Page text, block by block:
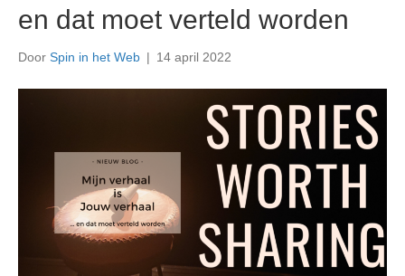
en dat moet verteld worden
Door Spin in het Web | 14 april 2022